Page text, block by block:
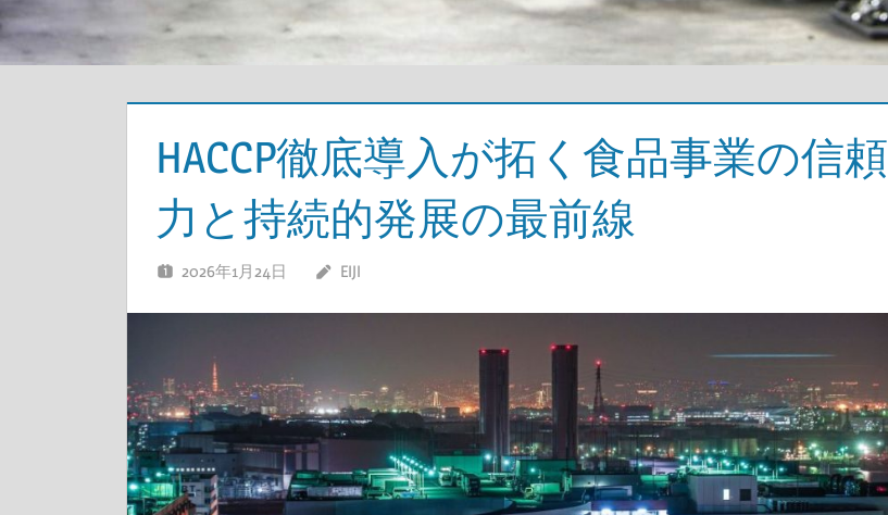
HACCP徹底導入が拓く食品事業の信頼
力と持続的発展の最前線
2026年1月24日 EIJI